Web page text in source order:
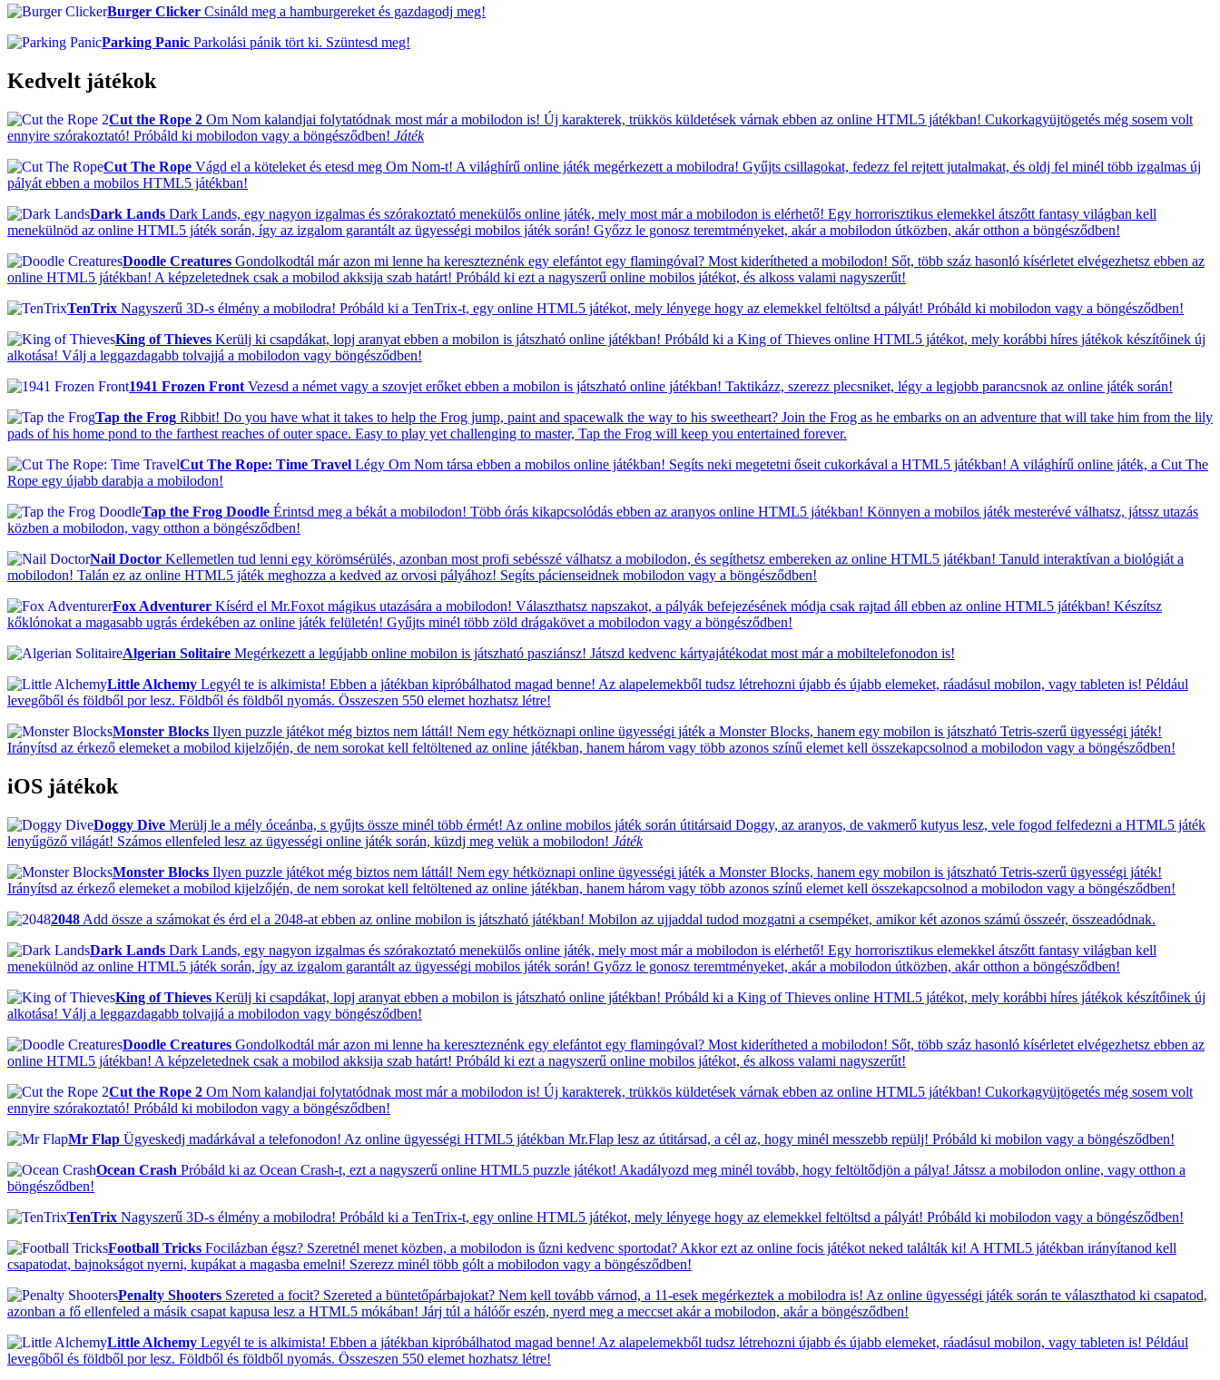
Burger Clicker Csináld meg a hamburgereket és gazdagodj meg!
Parking Panic Parkolási pánik tört ki. Szüntesd meg!
Kedvelt játékok
Cut the Rope 2 Om Nom kalandjai folytatódnak most már a mobilodon is! Új karakterek, trükkös küldetések várnak ebben az online HTML5 játékban! Cukorkagyüjtögetés még sosem volt
ennyire szórakoztató! Próbáld ki mobilodon vagy a böngésződben! Játék
Cut The Rope Vágd el a köteleket és etesd meg Om Nom-t! A világhírű online játék megérkezett a mobilodra! Gyűjts csillagokat, fedezz fel rejtett jutalmakat, és oldj fel minél több izgalmas új
pályát ebben a mobilos HTML5 játékban!
Dark Lands Dark Lands, egy nagyon izgalmas és szórakoztató menekülős online játék, mely most már a mobilodon is elérhető! Egy horrorisztikus elemekkel átszőtt fantasy világban kell
menekülnöd az online HTML5 játék során, így az izgalom garantált az ügyességi mobilos játék során! Győzz le gonosz teremtményeket, akár a mobilodon útközben, akár otthon a böngésződben!
Doodle Creatures Gondolkodtál már azon mi lenne ha kereszteznénk egy elefántot egy flamingóval? Most kiderítheted a mobilodon! Sőt, több száz hasonló kísérletet elvégezhetsz ebben az
online HTML5 játékban! A képzeletednek csak a mobilod akksija szab határt! Próbáld ki ezt a nagyszerű online mobilos játékot, és alkoss valami nagyszerűt!
TenTrix Nagyszerű 3D-s élmény a mobilodra! Próbáld ki a TenTrix-t, egy online HTML5 játékot, mely lényege hogy az elemekkel feltöltsd a pályát! Próbáld ki mobilodon vagy a böngésződben!
King of Thieves Kerülj ki csapdákat, lopj aranyat ebben a mobilon is játszható online játékban! Próbáld ki a King of Thieves online HTML5 játékot, mely korábbi híres játékok készítőinek új
alkotása! Válj a leggazdagabb tolvajjá a mobilodon vagy böngésződben!
1941 Frozen Front Vezesd a német vagy a szovjet erőket ebben a mobilon is játszható online játékban! Taktikázz, szerezz plecsniket, légy a legjobb parancsnok az online játék során!
Tap the Frog Ribbit! Do you have what it takes to help the Frog jump, paint and spacewalk the way to his sweetheart? Join the Frog as he embarks on an adventure that will take him from the lily
pads of his home pond to the farthest reaches of outer space. Easy to play yet challenging to master, Tap the Frog will keep you entertained forever.
Cut The Rope: Time Travel Légy Om Nom társa ebben a mobilos online játékban! Segíts neki megetetni őseit cukorkával a HTML5 játékban! A világhírű online játék, a Cut The
Rope egy újabb darabja a mobilodon!
Tap the Frog Doodle Érintsd meg a békát a mobilodon! Több órás kikapcsolódás ebben az aranyos online HTML5 játékban! Könnyen a mobilos játék mesterévé válhatsz, játssz utazás
közben a mobilodon, vagy otthon a böngésződben!
Nail Doctor Kellemetlen tud lenni egy körömsérülés, azonban most profi sebésszé válhatsz a mobilodon, és segíthetsz embereken az online HTML5 játékban! Tanuld interaktívan a biológiát a
mobilodon! Talán ez az online HTML5 játék meghozza a kedved az orvosi pályához! Segíts pácienseidnek mobilodon vagy a böngésződben!
Fox Adventurer Kísérd el Mr.Foxot mágikus utazására a mobilodon! Választhatsz napszakot, a pályák befejezésének módja csak rajtad áll ebben az online HTML5 játékban! Készítsz
kőklónokat a magasabb ugrás érdekében az online játék felületén! Gyűjts minél több zöld drágakövet a mobilodon vagy a böngésződben!
Algerian Solitaire Megérkezett a legújabb online mobilon is játszható pasziánsz! Játszd kedvenc kártyajátékodat most már a mobiltelefonodon is!
Little Alchemy Legyél te is alkimista! Ebben a játékban kipróbálhatod magad benne! Az alapelemekből tudsz létrehozni újabb és újabb elemeket, ráadásul mobilon, vagy tableten is! Például
levegőből és földből por lesz. Földből és földből nyomás. Összeszen 550 elemet hozhatsz létre!
Monster Blocks Ilyen puzzle játékot még biztos nem láttál! Nem egy hétköznapi online ügyességi játék a Monster Blocks, hanem egy mobilon is játszható Tetris-szerű ügyességi játék!
Irányítsd az érkező elemeket a mobilod kijelzőjén, de nem sorokat kell feltöltened az online játékban, hanem három vagy több azonos színű elemet kell összekapcsolnod a mobilodon vagy a böngésződben!
iOS játékok
Doggy Dive Merülj le a mély óceánba, s gyűjts össze minél több érmét! Az online mobilos játék során útitársaid Doggy, az aranyos, de vakmerő kutyus lesz, vele fogod felfedezni a HTML5 játék
lenyűgöző világát! Számos ellenfeled lesz az ügyességi online játék során, küzdj meg velük a mobilodon! Játék
Monster Blocks Ilyen puzzle játékot még biztos nem láttál! Nem egy hétköznapi online ügyességi játék a Monster Blocks, hanem egy mobilon is játszható Tetris-szerű ügyességi játék!
Irányítsd az érkező elemeket a mobilod kijelzőjén, de nem sorokat kell feltöltened az online játékban, hanem három vagy több azonos színű elemet kell összekapcsolnod a mobilodon vagy a böngésződben!
2048 Add össze a számokat és érd el a 2048-at ebben az online mobilon is játszható játékban! Mobilon az ujjaddal tudod mozgatni a csempéket, amikor két azonos számú összeér, összeadódnak.
Dark Lands Dark Lands, egy nagyon izgalmas és szórakoztató menekülős online játék, mely most már a mobilodon is elérhető! Egy horrorisztikus elemekkel átszőtt fantasy világban kell
menekülnöd az online HTML5 játék során, így az izgalom garantált az ügyességi mobilos játék során! Győzz le gonosz teremtményeket, akár a mobilodon útközben, akár otthon a böngésződben!
King of Thieves Kerülj ki csapdákat, lopj aranyat ebben a mobilon is játszható online játékban! Próbáld ki a King of Thieves online HTML5 játékot, mely korábbi híres játékok készítőinek új
alkotása! Válj a leggazdagabb tolvajjá a mobilodon vagy böngésződben!
Doodle Creatures Gondolkodtál már azon mi lenne ha kereszteznénk egy elefántot egy flamingóval? Most kiderítheted a mobilodon! Sőt, több száz hasonló kísérletet elvégezhetsz ebben az
online HTML5 játékban! A képzeletednek csak a mobilod akksija szab határt! Próbáld ki ezt a nagyszerű online mobilos játékot, és alkoss valami nagyszerűt!
Cut the Rope 2 Om Nom kalandjai folytatódnak most már a mobilodon is! Új karakterek, trükkös küldetések várnak ebben az online HTML5 játékban! Cukorkagyüjtögetés még sosem volt
ennyire szórakoztató! Próbáld ki mobilodon vagy a böngésződben!
Mr Flap Ügyeskedj madárkával a telefonodon! Az online ügyességi HTML5 játékban Mr.Flap lesz az útitársad, a cél az, hogy minél messzebb repülj! Próbáld ki mobilon vagy a böngésződben!
Ocean Crash Próbáld ki az Ocean Crash-t, ezt a nagyszerű online HTML5 puzzle játékot! Akadályozd meg minél tovább, hogy feltöltődjön a pálya! Játssz a mobilodon online, vagy otthon a
böngésződben!
TenTrix Nagyszerű 3D-s élmény a mobilodra! Próbáld ki a TenTrix-t, egy online HTML5 játékot, mely lényege hogy az elemekkel feltöltsd a pályát! Próbáld ki mobilodon vagy a böngésződben!
Football Tricks Focilázban égsz? Szeretnél menet közben, a mobilodon is űzni kedvenc sportodat? Akkor ezt az online focis játékot neked találták ki! A HTML5 játékban irányítanod kell
csapatodat, bajnokságot nyerni, kupákat a magasba emelni! Szerezz minél több gólt a mobilodon vagy a böngésződben!
Penalty Shooters Szereted a focit? Szereted a büntetőpárbajokat? Nem kell tovább várnod, a 11-esek megérkeztek a mobilodra is! Az online ügyességi játék során te választhatod ki csapatod,
azonban a fő ellenfeled a másik csapat kapusa lesz a HTML5 mókában! Járj túl a hálóőr eszén, nyerd meg a meccset akár a mobilodon, akár a böngésződben!
Little Alchemy Legyél te is alkimista! Ebben a játékban kipróbálhatod magad benne! Az alapelemekből tudsz létrehozni újabb és újabb elemeket, ráadásul mobilon, vagy tableten is! Például
levegőből és földből por lesz. Földből és földből nyomás. Összeszen 550 elemet hozhatsz létre!